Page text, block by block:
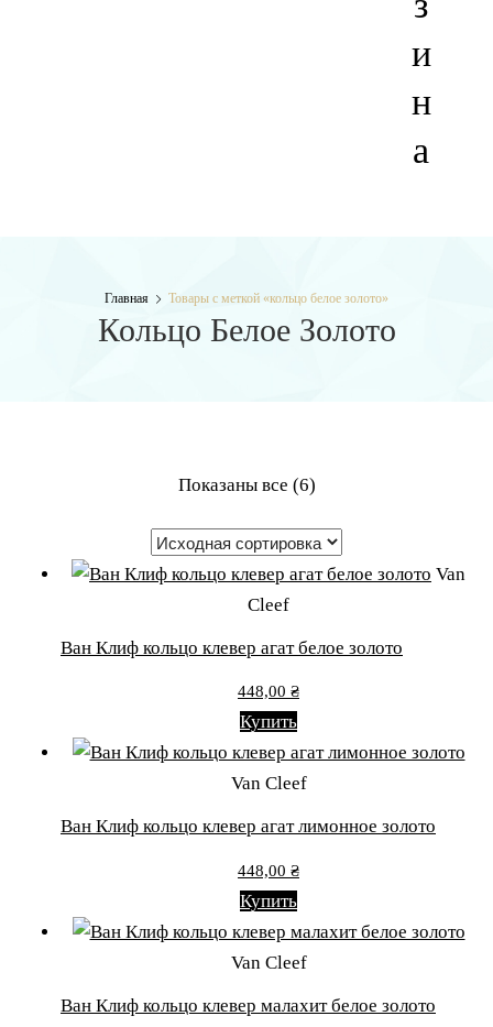
и
н
а
Главная Товары с меткой «кольцо белое золото»
Кольцо Белое Золото
Показаны все (6)
Van
Cleef
Ван Клиф кольцо клевер агат белое золото
448,00 ₴
Купить
Van Cleef
Ван Клиф кольцо клевер агат лимонное золото
448,00 ₴
Купить
Van Cleef
Ван Клиф кольцо клевер малахит белое золото